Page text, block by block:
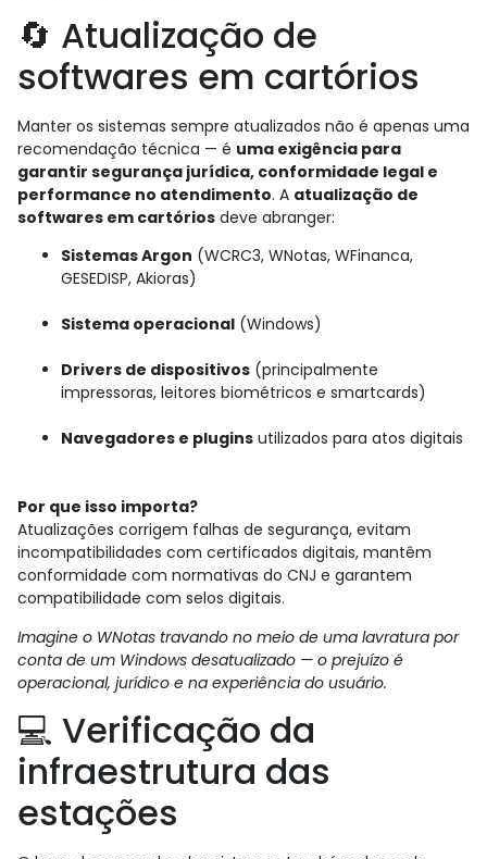
🔄 Atualização de
softwares em cartórios
Manter os sistemas sempre atualizados não é apenas uma
recomendação técnica — é uma exigência para
garantir segurança jurídica, conformidade legal e
performance no atendimento. A atualização de
softwares em cartórios deve abranger:
Sistemas Argon (WCRC3, WNotas, WFinanca,
GESEDISP, Akioras)
Sistema operacional (Windows)
Drivers de dispositivos (principalmente
impressoras, leitores biométricos e smartcards)
Navegadores e plugins utilizados para atos digitais
Por que isso importa?
Atualizações corrigem falhas de segurança, evitam
incompatibilidades com certificados digitais, mantêm
conformidade com normativas do CNJ e garantem
compatibilidade com selos digitais.
Imagine o WNotas travando no meio de uma lavratura por
conta de um Windows desatualizado — o prejuízo é
operacional, jurídico e na experiência do usuário.
💻 Verificação da
infraestrutura das
estações